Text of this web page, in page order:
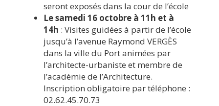
seront exposés dans la cour de l’école
Le samedi 16 octobre à 11h et à
14h : Visites guidées à partir de l’école
jusqu’à l’avenue Raymond VERGÈS
dans la ville du Port animées par
l’architecte-urbaniste et membre de
l’académie de l’Architecture.
Inscription obligatoire par téléphone :
02.62.45.70.73